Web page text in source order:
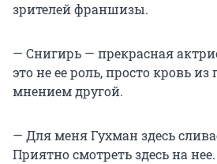
зрителей франшизы.
— Снигирь — прекрасная
это не ее роль, просто кровь из
мнением другой.
— Для меня Гухман здесь
Приятно смотреть здесь на